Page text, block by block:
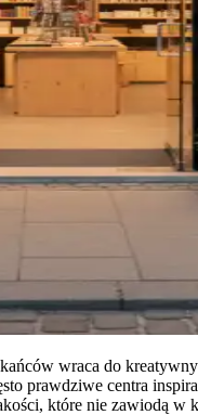
wraca do
prawdziwe centra
które nie zawiodą